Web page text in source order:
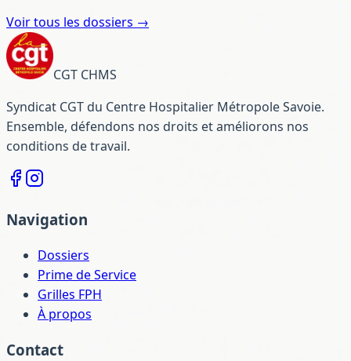
Voir tous les dossiers →
CGT CHMS
Syndicat CGT du Centre Hospitalier Métropole Savoie.
Ensemble, défendons nos droits et améliorons nos
conditions de travail.
Navigation
Dossiers
Prime de Service
Grilles FPH
À propos
Contact